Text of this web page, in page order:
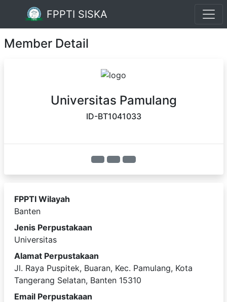
FPPTI SISKA
Member Detail
Universitas Pamulang
ID-BT1041033
FPPTI Wilayah
Banten
Jenis Perpustakaan
Universitas
Alamat Perpustakaan
Jl. Raya Puspitek, Buaran, Kec. Pamulang, Kota
Tangerang Selatan, Banten 15310
Email Perpustakaan